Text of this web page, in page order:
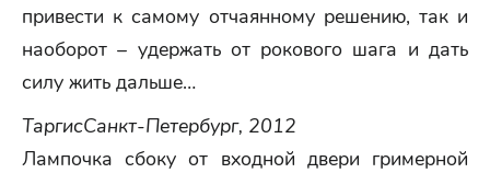
привести к самому отчаянному решению, так и
наоборот – удержать от рокового шага и дать
силу жить дальше…
ТаргисСанкт-Петербург, 2012
Лампочка сбоку от входной двери гримерной